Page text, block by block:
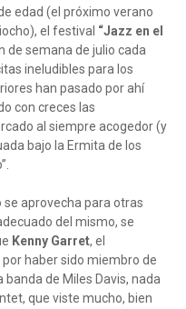
edad (el próximo verano
el festival “Jazz en el
de semana de julio cada
ineludibles para los
han pasado por ahí
con creces las
al siempre acogedor (y
bajo la Ermita de los
se aprovecha para otras
del mismo, se
Kenny Garret, el
haber sido miembro de
banda de Miles Davis, nada
que viste mucho, bien